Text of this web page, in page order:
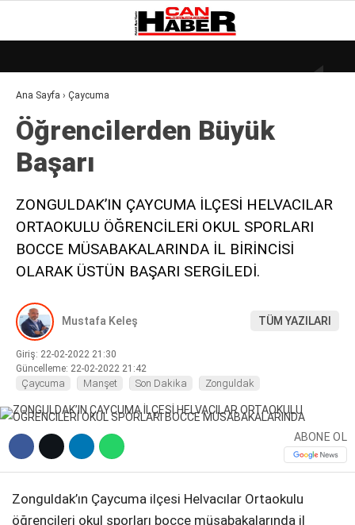
25.9°
GALERİ
DÜNYA
EKONOMI
KÜLÜR – SANAT
MAGAZIN
POLITIKA
ASAYIŞ
DIĞER
Ana Sayfa › Çaycuma
Öğrenci̇lerden Büyük
Başarı
ZONGULDAK’IN ÇAYCUMA İLÇESİ HELVACILAR
ORTAOKULU ÖĞRENCİLERİ OKUL SPORLARI
BOCCE MÜSABAKALARINDA İL BİRİNCİSİ
OLARAK ÜSTÜN BAŞARI SERGİLEDİ.
Mustafa Keleş TÜM YAZILARI
Giriş: 22-02-2022 21:30
Güncelleme: 22-02-2022 21:42
Çaycuma Manşet Son Dakika Zonguldak
ABONE OL
Zonguldak’ın Çaycuma ilçesi Helvacılar Ortaokulu
öğrencileri okul sporları bocce müsabakalarında il